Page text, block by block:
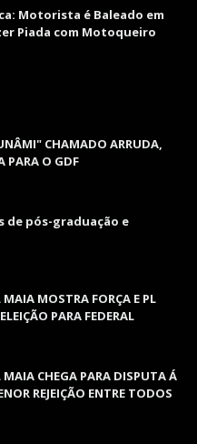
Motorista é Baleado em
Piada com Motoqueiro
CHAMADO ARRUDA,
PARA O GDF
de pós-graduação e
MAIA MOSTRA FORÇA E PL
PARA FEDERAL
MAIA CHEGA PARA DISPUTA Á
REJEIÇÃO ENTRE TODOS